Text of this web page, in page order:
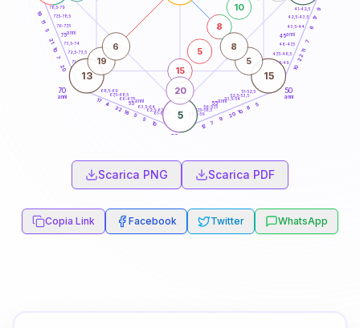
50
anni
60
70
anni
41-42,5
42,5-43,5
43,5-44
46-47,5
47,5-48,5
48,5-49
51-52,5
52,5-53,5
53,5-54
56-57,5
57,5-58,5
58,5-59
61-62,5
62,5-63,5
63,5-64
66-67,5
67,5-68,5
68,5-69
71-72,5
72,5-73,5
73,5-74
76-77,5
77,5-78,5
78,5-79 9
17
6
7
11
22
10
5
8
10
20
9
7
12
10
5
5
18
22
4
17
20
7
10
21
5
11
19
5
13 15
15
5
8
10
20
19
6
5
8
45anni
55anni
65anni
75anni
Scarica PNG Scarica PDF
Copia Link Facebook Twitter WhatsApp